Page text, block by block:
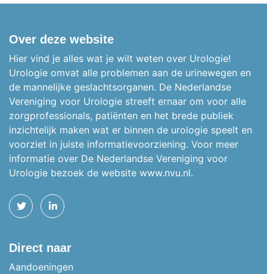
Over deze website
Hier vind je alles wat je wilt weten over Urologie!
Urologie omvat alle problemen aan de urinewegen en
de mannelijke geslachtsorganen. De Nederlandse
Vereniging voor Urologie streeft ernaar om voor alle
zorgprofessionals, patiënten en het brede publiek
inzichtelijk maken wat er binnen de urologie speelt en
voorziet in juiste informatievoorziening. Voor meer
informatie over De Nederlandse Vereniging voor
Urologie bezoek de website www.nvu.nl.
TWITTERLINKEDIN
Direct naar
Aandoeningen